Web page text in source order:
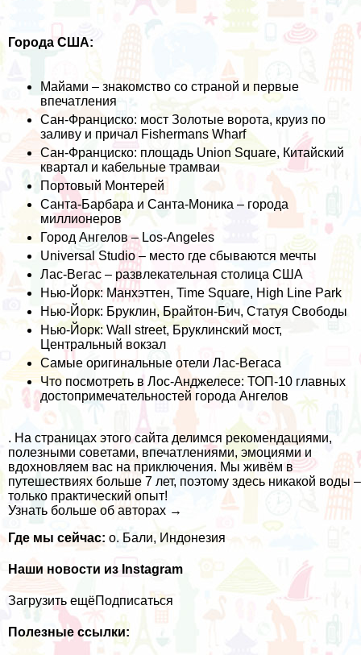
Города США:
Майами – знакомство со страной и первые
впечатления
Сан-Франциско: мост Золотые ворота, круиз по
заливу и причал Fishermans Wharf
Сан-Франциско: площадь Union Square, Китайский
квартал и кабельные трамваи
Портовый Монтерей
Санта-Барбара и Санта-Моника – города
миллионеров
Город Ангелов – Los-Angeles
Universal Studio – место где сбываются мечты
Лас-Вегас – развлекательная столица США
Нью-Йорк: Манхэттен, Time Square, High Line Park
Нью-Йорк: Бруклин, Брайтон-Бич, Статуя Свободы
Нью-Йорк: Wall street, Бруклинский мост,
Центральный вокзал
Самые оригинальные отели Лас-Вегаса
Что посмотреть в Лос-Анджелесе: ТОП-10 главных
достопримечательностей города Ангелов
. На страницах этого сайта делимся рекомендациями,
полезными советами, впечатлениями, эмоциями и
вдохновляем вас на приключения. Мы живём в
путешествиях больше 7 лет, поэтому здесь никакой воды –
только практический опыт!
Узнать больше об авторах →
Где мы сейчас: о. Бали, Индонезия
Наши новости из Instagram
Загрузить ещёПодписаться
Полезные ссылки: